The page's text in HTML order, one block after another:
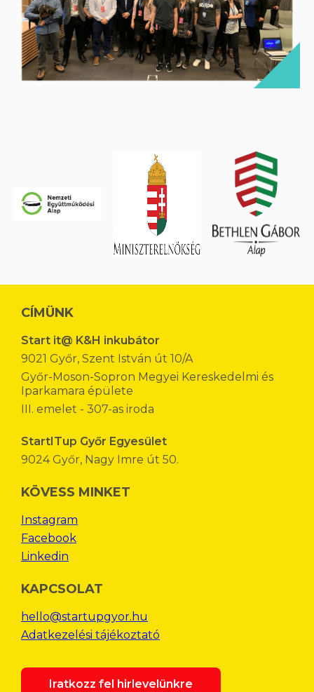
CÍMÜNK
Start it@ K&H inkubátor
9021 Győr, Szent István út 10/A
Győr-Moson-Sopron Megyei Kereskedelmi és
Iparkamara épülete
III. emelet - 307-as iroda
StartITup Győr Egyesület
9024 Győr, Nagy Imre út 50.
KÖVESS MINKET
Instagram
Facebook
Linkedin
KAPCSOLAT
hello@startupgyor.hu
Adatkezelési tájékoztató
Iratkozz fel hirlevelünkre